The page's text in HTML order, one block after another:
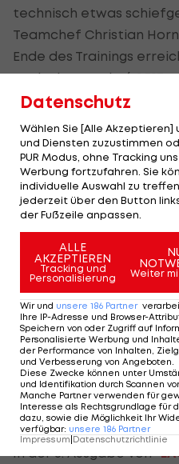
technisch etwas
Teamchef Christian
Ende des Trainings
noch Platz sechs (+1,317
In der 6. Ausgabe von
Datenschutz
Wählen Sie [Alle Akzeptieren]
und Diensten zuzustimmen
PUR Modus, ohne Tracking
Werbung fortzufahren. Sie
individuelle Auswahl zu
jederzeit über den Button
der Fußzeile anpassen.
ALLE
AKZEPTIEREN
Tracking und
Personalisierung
Weiter
Wir und unsere 186 Partner
Ihre IP-Adresse und Browser-
Speichern von oder Zugriff auf
Personalisierte Werbung und
der Performance von Inhalten,
und Verbesserung von Angeboten
Diese Zwecke können unter
und Identifikation durch Scannen
Manche Partner verwenden für
Interesse als Rechtsgrundlage für
dazu, sowie die Möglichkeit Ihr
verfügbar: unsere 186 Partner
Impressum|Datenschutzrichtlinie